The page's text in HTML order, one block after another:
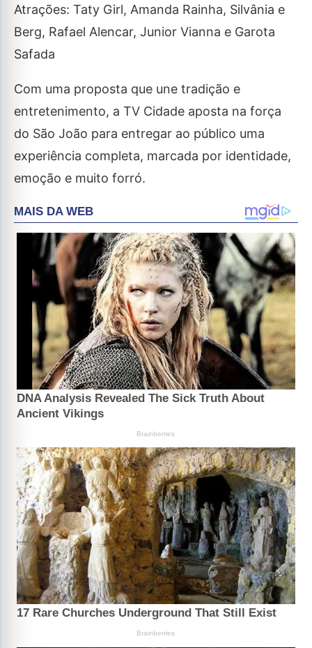
Atrações: Taty Girl, Amanda Rainha, Silvânia e
Berg, Rafael Alencar, Junior Vianna e Garota
Safada
Com uma proposta que une tradição e
entretenimento, a TV Cidade aposta na força
do São João para entregar ao público uma
experiência completa, marcada por identidade,
emoção e muito forró.